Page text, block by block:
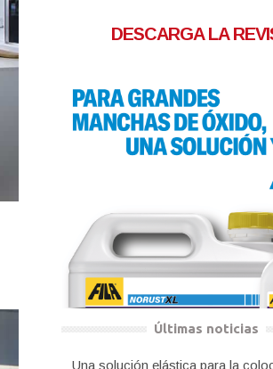
DESCARGA LA
Últimas noticias
Una solución elástica para la